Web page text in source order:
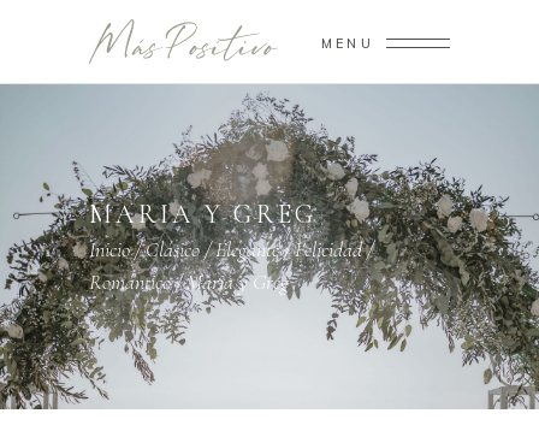
MENU
MARIA Y GREG
Inicio/Clásico/Elegante/Felicidad/
Romántico/Maria y Greg